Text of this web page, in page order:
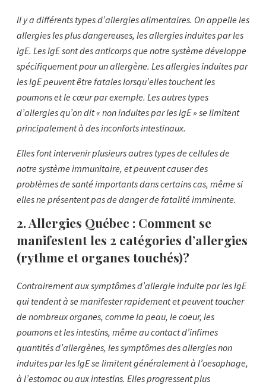
Il y a différents types d’allergies alimentaires. On appelle les
allergies les plus dangereuses, les allergies induites par les
IgE. Les IgE sont des anticorps que notre système développe
spécifiquement pour un allergène. Les allergies induites par
les IgE peuvent être fatales lorsqu’elles touchent les
poumons et le cœur par exemple. Les autres types
d’allergies qu’on dit « non induites par les IgE » se limitent
principalement à des inconforts intestinaux.
Elles font intervenir plusieurs autres types de cellules de
notre système immunitaire, et peuvent causer des
problèmes de santé importants dans certains cas, même si
elles ne présentent pas de danger de fatalité imminente.
2.Allergies Québec : Comment se
manifestent les 2 catégories d’allergies
(rythme et organes touchés)?
Contrairement aux symptômes d’allergie induite par les IgE
qui tendent à se manifester rapidement et peuvent toucher
de nombreux organes, comme la peau, le coeur, les
poumons et les intestins, même au contact d’infimes
quantités d’allergènes, les symptômes des allergies non
induites par les IgE se limitent généralement à l’oesophage,
à l’estomac ou aux intestins. Elles progressent plus